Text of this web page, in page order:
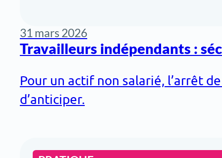
31 mars 2026
Travailleurs indépendants :
Pour un actif non salarié, l’arrêt
d’anticiper.